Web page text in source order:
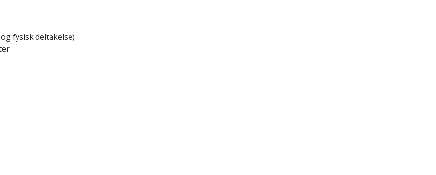
fysisk deltakelse)